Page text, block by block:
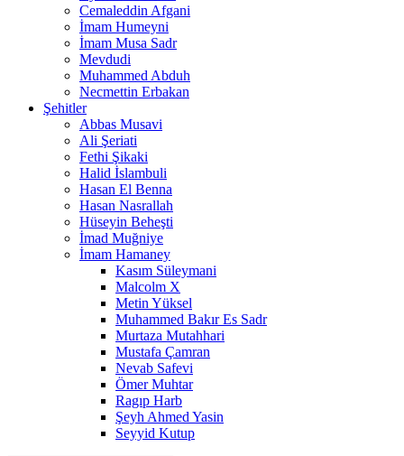
Cemaleddin Afgani
İmam Humeyni
İmam Musa Sadr
Mevdudi
Muhammed Abduh
Necmettin Erbakan
Şehitler
Abbas Musavi
Ali Şeriati
Fethi Şikaki
Halid İslambuli
Hasan El Benna
Hasan Nasrallah
Hüseyin Beheşti
İmad Muğniye
İmam Hamaney
Kasım Süleymani
Malcolm X
Metin Yüksel
Muhammed Bakır Es Sadr
Murtaza Mutahhari
Mustafa Çamran
Nevab Safevi
Ömer Muhtar
Ragıp Harb
Şeyh Ahmed Yasin
Seyyid Kutup